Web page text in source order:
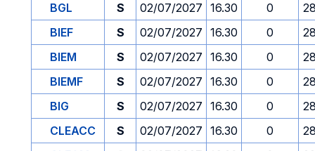
BGL S 02/07/2027 16.30 0
BIEF
S 02/07/2027 16.30 0
BIEM
S 02/07/2027 16.30 0
BIEMF
S 02/07/2027 16.30 0
BIG
S 02/07/2027 16.30 0
CLEACC
S 02/07/2027 16.30 0